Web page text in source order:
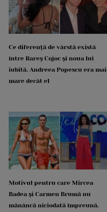
Ce diferență de vârstă există
între Rareș Cojoc și noua lui
iubită. Andreea Popescu era mai
mare decât el
Motivul pentru care Mircea
Badea și Carmen Brumă nu
mănâncă niciodată împreună.